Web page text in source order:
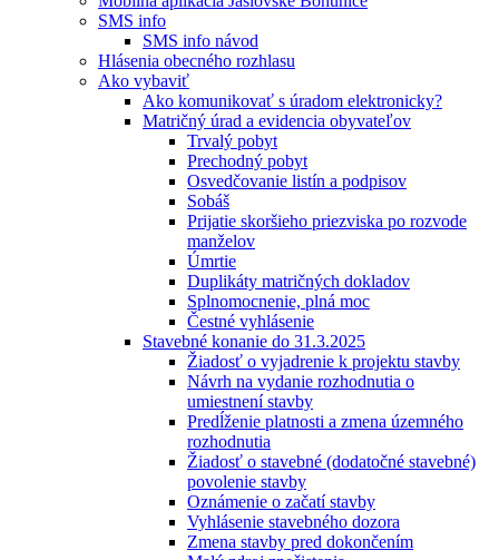
SMS info
SMS info návod
Hlásenia obecného rozhlasu
Ako vybaviť
Ako komunikovať s úradom elektronicky?
Matričný úrad a evidencia obyvateľov
Trvalý pobyt
Prechodný pobyt
Osvedčovanie listín a podpisov
Sobáš
Prijatie skoršieho priezviska po rozvode
manželov
Úmrtie
Duplikáty matričných dokladov
Splnomocnenie, plná moc
Čestné vyhlásenie
Stavebné konanie do 31.3.2025
Žiadosť o vyjadrenie k projektu stavby
Návrh na vydanie rozhodnutia o
umiestnení stavby
Predĺženie platnosti a zmena územného
rozhodnutia
Žiadosť o stavebné (dodatočné stavebné)
povolenie stavby
Oznámenie o začatí stavby
Vyhlásenie stavebného dozora
Zmena stavby pred dokončením